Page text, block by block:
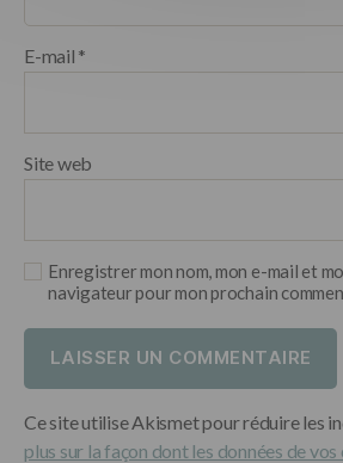
E-mail *
Site web
Enregistrer mon nom, mon e-mail et
navigateur pour mon prochain
Ce site utilise Akismet pour réduire les
plus sur la façon dont les données de